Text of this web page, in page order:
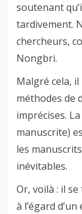
soutenant
tardivement.
chercheurs,
Nongbri.
Malgré cela,
méthodes de
imprécises.
manuscrite)
les
inévitables.
Or, voilà : il
à l’égard